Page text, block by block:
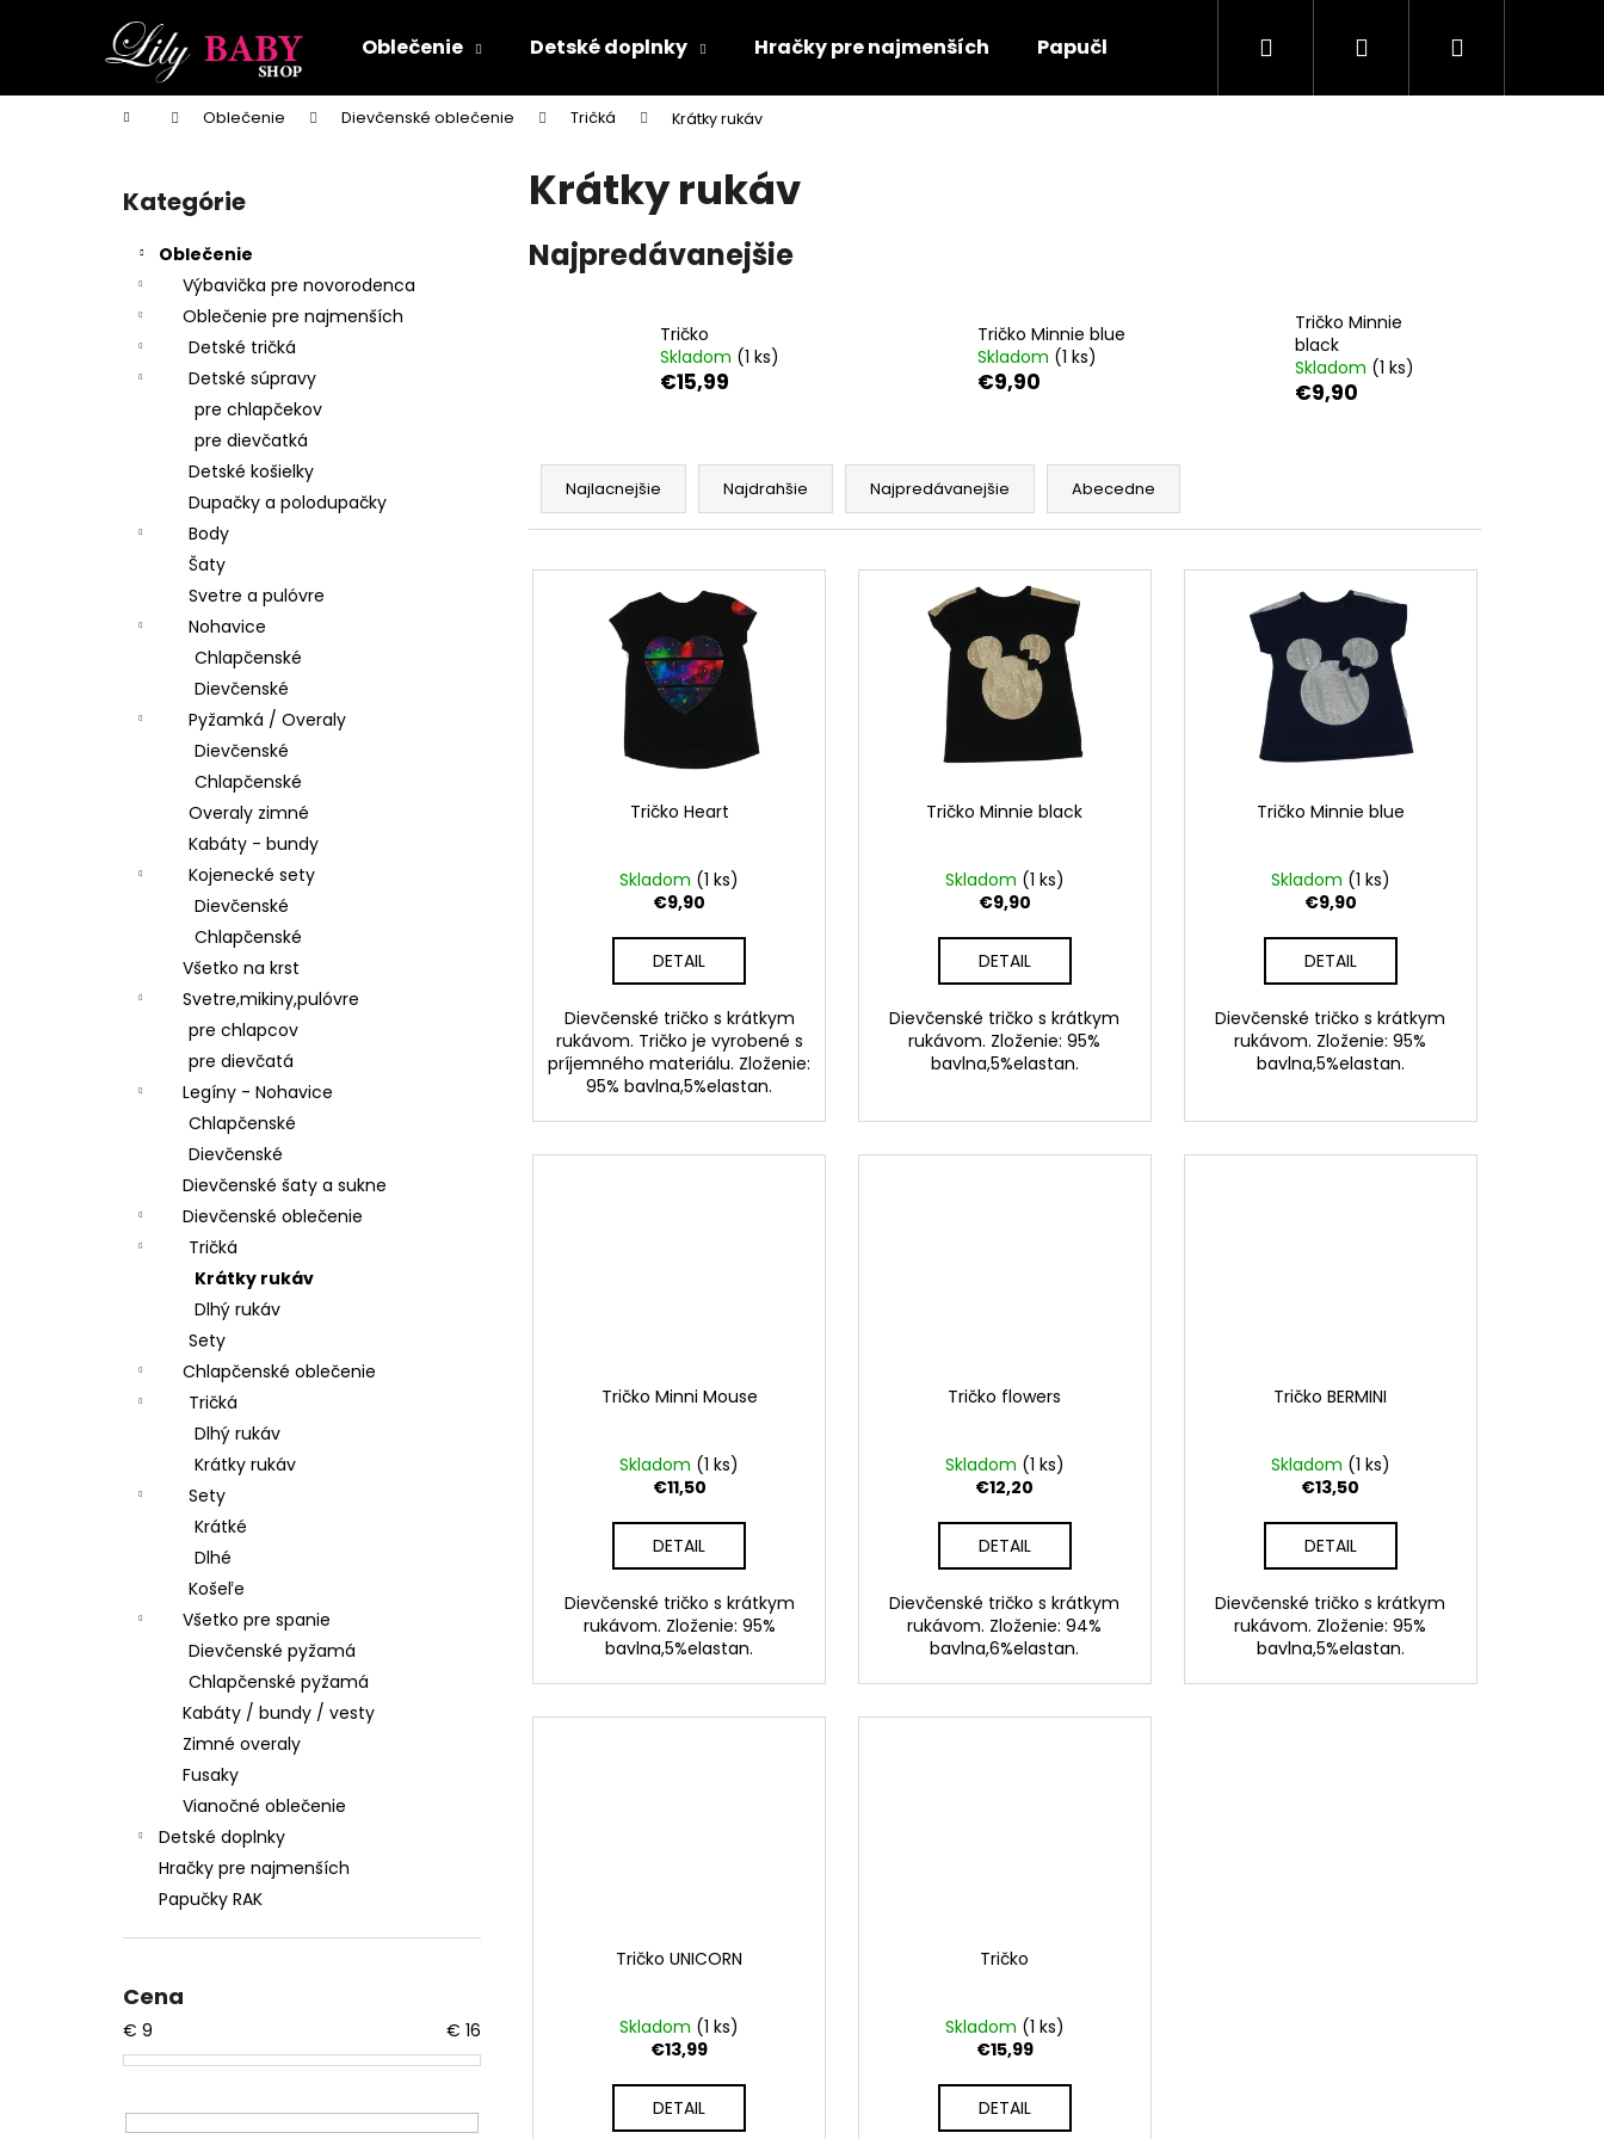
Oblečenie Detské doplnky Hračky pre najmenších Papučky RAK Kontakty Ochrana osobných
Hľadať PrihlásenieNákupný
Domov Oblečenie Dievčenské oblečenie Tričká Krátky rukáv
Preskočiť
kategórie
Kategórie
Oblečenie
Výbavička pre novorodenca
Oblečenie pre najmenších
Detské tričká
Detské súpravy
pre chlapčekov
pre dievčatká
Detské košielky
Dupačky a polodupačky
Body
Šaty
Svetre a pulóvre
Nohavice
Chlapčenské
Dievčenské
Pyžamká / Overaly
Dievčenské
Chlapčenské
Overaly zimné
Kabáty - bundy
Kojenecké sety
Dievčenské
Chlapčenské
Všetko na krst
Svetre,mikiny,pulóvre
pre chlapcov
pre dievčatá
Legíny - Nohavice
Chlapčenské
Dievčenské
Dievčenské šaty a sukne
Dievčenské oblečenie
Tričká
Krátky rukáv
Dlhý rukáv
Sety
Chlapčenské oblečenie
Tričká
Dlhý rukáv
Krátky rukáv
Sety
Krátké
Dlhé
Košeľe
Všetko pre spanie
Dievčenské pyžamá
Chlapčenské pyžamá
Kabáty / bundy / vesty
Zimné overaly
Fusaky
Vianočné oblečenie
Detské doplnky
Hračky pre najmenších
Papučky RAK
Cena
€ 9 € 16
Krátky rukáv
Najpredávanejšie
Tričko
Skladom (1 ks)
€15,99
Tričko Minnie blue
Skladom (1 ks)
€9,90
Tričko Minnie
black
Skladom (1 ks)
€9,90
R
d
Najlacnejšie Najdrahšie Najpredávanejšie Abecedne
V
Tričko Heart
Skladom (1 ks)
€9,90
DETAIL
Dievčenské tričko s krátkym
rukávom. Tričko je vyrobené s
príjemného materiálu. Zloženie:
95% bavlna,5%elastan.
Tričko Minnie black
Skladom (1 ks)
€9,90
DETAIL
Dievčenské tričko s krátkym
rukávom. Zloženie: 95%
bavlna,5%elastan.
Tričko Minnie blue
Skladom (1 ks)
€9,90
DETAIL
Dievčenské tričko s krátkym
rukávom. Zloženie: 95%
bavlna,5%elastan.
Tričko Minni Mouse
Skladom (1 ks)
€11,50
DETAIL
Dievčenské tričko s krátkym
rukávom. Zloženie: 95%
bavlna,5%elastan.
Tričko flowers
Skladom (1 ks)
€12,20
DETAIL
Dievčenské tričko s krátkym
rukávom. Zloženie: 94%
bavlna,6%elastan.
Tričko BERMINI
Skladom (1 ks)
€13,50
DETAIL
Dievčenské tričko s krátkym
rukávom. Zloženie: 95%
bavlna,5%elastan.
Tričko UNICORN
Skladom (1 ks)
€13,99
DETAIL
Tričko
Skladom (1 ks)
€15,99
DETAIL
í
Späť
do
Späť
do
Čo potrebujete nájsť?
Odporúčame
ŠATY
€28,50
€23,50
€23,50